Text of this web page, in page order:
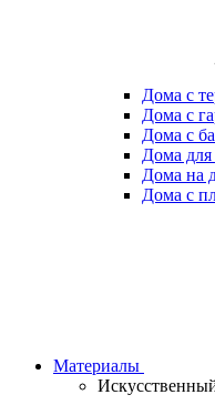
Дома с
Дома с
Дома с
Дома для
Дома на
Дома с
Материалы